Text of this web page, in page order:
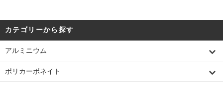
カテゴリーから探す
アルミニウム
ポリカーボネイト